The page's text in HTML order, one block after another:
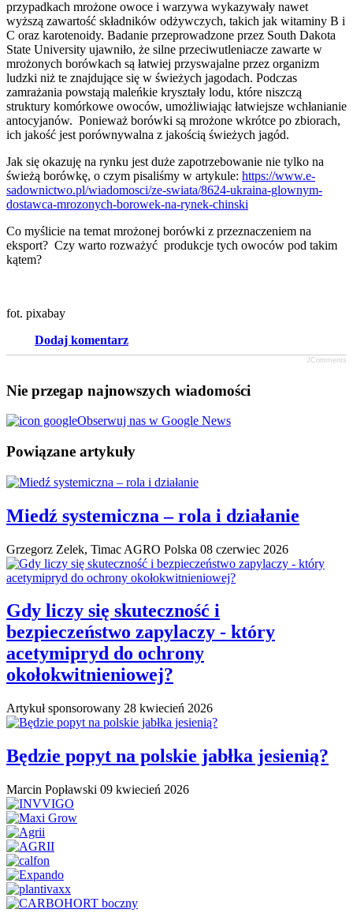
przypadkach mrożone owoce i warzywa wykazywały nawet
wyższą zawartość składników odżywczych, takich jak witaminy B i
C oraz karotenoidy. Badanie przeprowadzone przez South Dakota
State University ujawniło, że silne przeciwutleniacze zawarte w
mrożonych borówkach są łatwiej przyswajalne przez organizm
ludzki niż te znajdujące się w świeżych jagodach. Podczas
zamrażania powstają maleńkie kryształy lodu, które niszczą
struktury komórkowe owoców, umożliwiając łatwiejsze wchłanianie
antocyjanów. Ponieważ borówki są mrożone wkrótce po zbiorach,
ich jakość jest porównywalna z jakością świeżych jagód.
Jak się okazuję na rynku jest duże zapotrzebowanie nie tylko na
świeżą borówkę, o czym pisaliśmy w artykule: https://www.e-
sadownictwo.pl/wiadomosci/ze-swiata/8624-ukraina-glownym-
dostawca-mrozonych-borowek-na-rynek-chinski
Co myślicie na temat mrożonej borówki z przeznaczeniem na
eksport? Czy warto rozważyć produkcje tych owoców pod takim
kątem?
fot. pixabay
Dodaj komentarz
JComments
Nie przegap najnowszych wiadomości
Obserwuj nas w Google News
Powiązane artykuły
Miedź systemiczna – rola i działanie
Grzegorz Zelek, Timac AGRO Polska 08 czerwiec 2026
Gdy liczy się skuteczność i
bezpieczeństwo zapylaczy - który
acetymipryd do ochrony
okołokwitnieniowej?
Artykuł sponsorowany 28 kwiecień 2026
Będzie popyt na polskie jabłka jesienią?
Marcin Popławski 09 kwiecień 2026